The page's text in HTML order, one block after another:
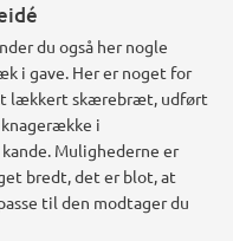
du også her nogle
i gave. Her er noget for
lækkert skærebræt, udført
i
Mulighederne er
bredt, det er blot, at
til den modtager du